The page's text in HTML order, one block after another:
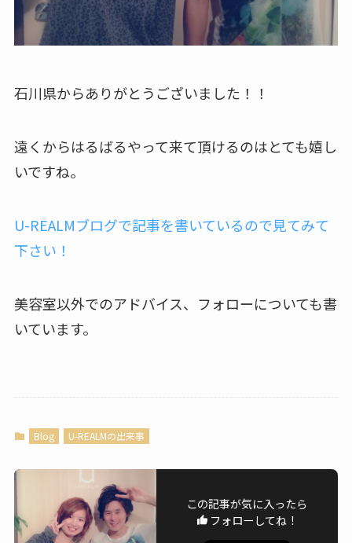
石川県からありがとうございました！！
遠くからはるばるやって来て頂けるのはとても嬉し
いですね。
U-REALMブログで記事を書いているので見てみて
下さい！
美容室以外でのアドバイス、フォローについても書
いています。
Blog U-REALMの出来事
この記事が気に入ったら
フォローしてね！